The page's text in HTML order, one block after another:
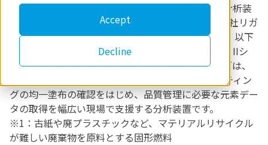
Accept
Decline
リガク・ホールディングスのグループ会社で、X線分析装
置の世界的ソリューションパートナーである株式会社リガ
ク（本社：東京都昭島市 代表取締役社長：川上 潤、以下
「リガク」）は、卓上型蛍光X線分析装置「NEX QC IIシ
リーズ」の販売を開始しました。NEX QC IIシリーズは、
RPF※1に含まれる塩素量の管理や、シリコンコーティン
グの均一塗布の確認をはじめ、品質管理に必要な元素デー
タの取得を幅広い現場で支援する分析装置です。
※1：古紙や廃プラスチックなど、マテリアルリサイクル
が難しい廃棄物を原料とする固形燃料